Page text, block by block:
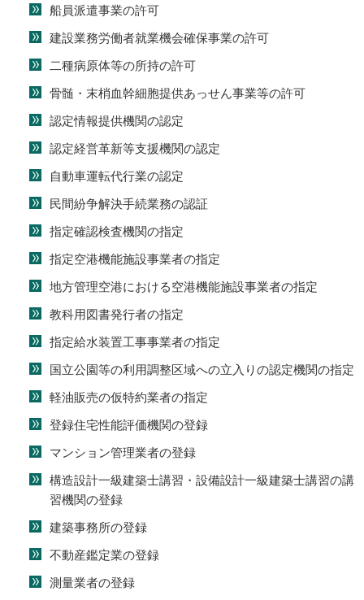
船員派遣事業の許可
建設業務労働者就業機会確保事業の許可
二種病原体等の所持の許可
骨髄・末梢血幹細胞提供あっせん事業等の許可
認定情報提供機関の認定
認定経営革新等支援機関の認定
自動車運転代行業の認定
民間紛争解決手続業務の認証
指定確認検査機関の指定
指定空港機能施設事業者の指定
地方管理空港における空港機能施設事業者の指定
教科用図書発行者の指定
指定給水装置工事事業者の指定
国立公園等の利用調整区域への立入りの認定機関の指定
軽油販売の仮特約業者の指定
登録住宅性能評価機関の登録
マンション管理業者の登録
構造設計一級建築士講習・設備設計一級建築士講習の講
習機関の登録
建築事務所の登録
不動産鑑定業の登録
測量業者の登録